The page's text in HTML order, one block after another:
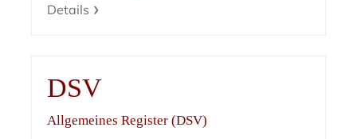
Details
DSV
Allgemeines Register (DSV)